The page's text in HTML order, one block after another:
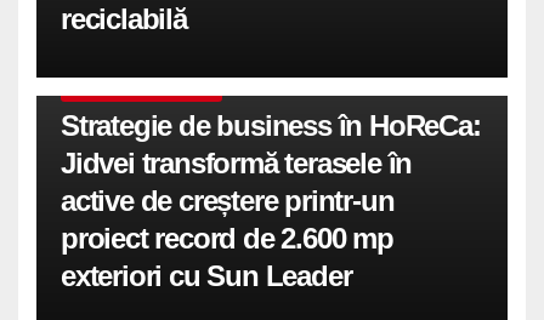
reciclabilă
Strategie de business în HoReCa:
Jidvei transformă terasele în
active de creștere printr-un
proiect record de 2.600 mp
exteriori cu Sun Leader